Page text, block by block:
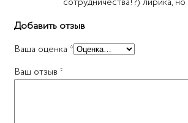
Добавить отзыв
Ваша оценка *
Ваш отзыв *